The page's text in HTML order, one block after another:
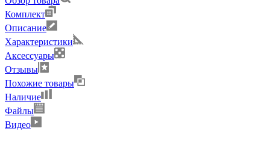
Комплект
Описание
Характеристики
Аксессуары
Отзывы
Похожие товары
Наличие
Файлы
Видео